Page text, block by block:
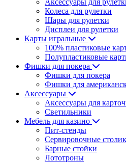
Аксессуары для
Колеса для рулетки
Шары для рулетки
Дисплеи для рулетки
Карты игральные
100% пластиковые
Полупластиковые
Фишки для покера
Фишки для покера
Фишки для
Аксессуары
Аксессуары для
Светильники
Мебель для казино
Пит-стенды
Сервировочные
Барные стойки
Лототроны